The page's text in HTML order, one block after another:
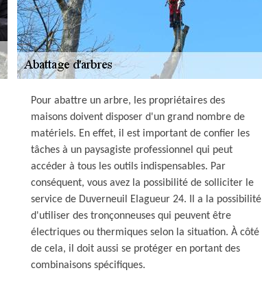
Pour abattre un arbre, les propriétaires des
maisons doivent disposer d'un grand nombre de
matériels. En effet, il est important de confier les
tâches à un paysagiste professionnel qui peut
accéder à tous les outils indispensables. Par
conséquent, vous avez la possibilité de solliciter le
service de Duverneuil Elagueur 24. Il a la possibilité
d'utiliser des tronçonneuses qui peuvent être
électriques ou thermiques selon la situation. À côté
de cela, il doit aussi se protéger en portant des
combinaisons spécifiques.